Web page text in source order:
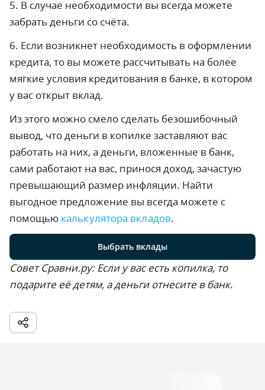
5. В случае необходимости вы всегда можете
забрать деньги со счёта.
6. Если возникнет необходимость в оформлении
кредита, то вы можете рассчитывать на более
мягкие условия кредитования в банке, в котором
у вас открыт вклад.
Из этого можно смело сделать безошибочный
вывод, что деньги в копилке заставляют вас
работать на них, а деньги, вложенные в банк,
сами работают на вас, принося доход, зачастую
превышающий размер инфляции. Найти
выгодное предложение вы всегда можете с
помощью калькулятора вкладов.
Выбрать вклады
Совет Сравни.ру: Если у вас есть копилка, то
подарите её детям, а деньги отнесите в банк.